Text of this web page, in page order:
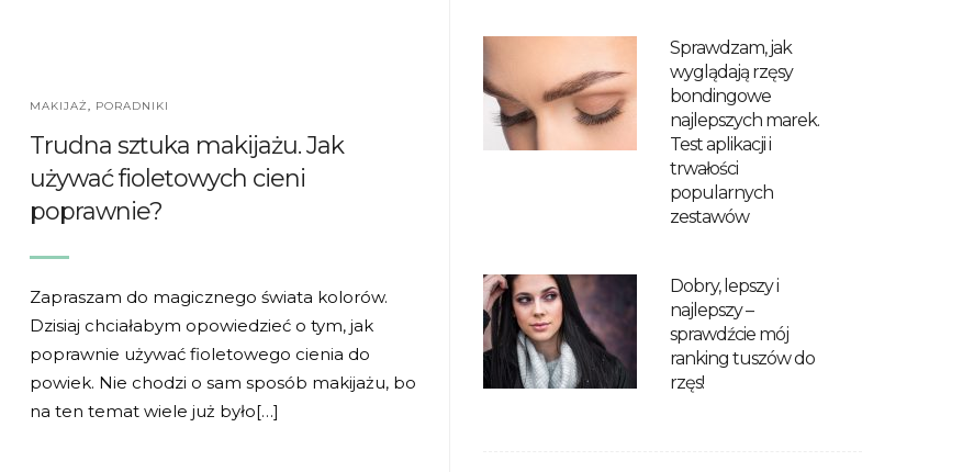
MAKIJAŻ, PORADNIKI
Trudna sztuka makijażu. Jak
używać fioletowych cieni
poprawnie?
Zapraszam do magicznego świata kolorów.
Dzisiaj chciałabym opowiedzieć o tym, jak
poprawnie używać fioletowego cienia do
powiek. Nie chodzi o sam sposób makijażu, bo
na ten temat wiele już było[…]
Sprawdzam, jak
wyglądają rzęsy
bondingowe
najlepszych marek.
Test aplikacji i
trwałości
popularnych
zestawów
Dobry, lepszy i
najlepszy –
sprawdźcie mój
ranking tuszów do
rzęs!